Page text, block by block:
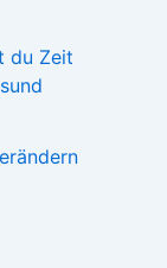
du Zeit